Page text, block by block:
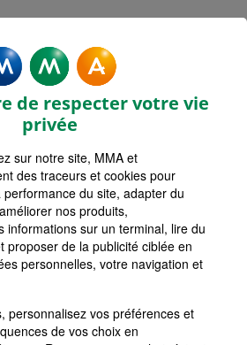
par code postal ou ville
pour voir les suggestions de
disponible
18h00
DE STRASBOURG
de respecter votre vie
privée
sur notre site, MMA et
des traceurs et cookies pour
du site, adapter du
nos produits,
informations sur un terminal, lire du
proposer de la publicité ciblée en
personnelles, votre navigation et
personnalisez vos préférences et
de vos choix en